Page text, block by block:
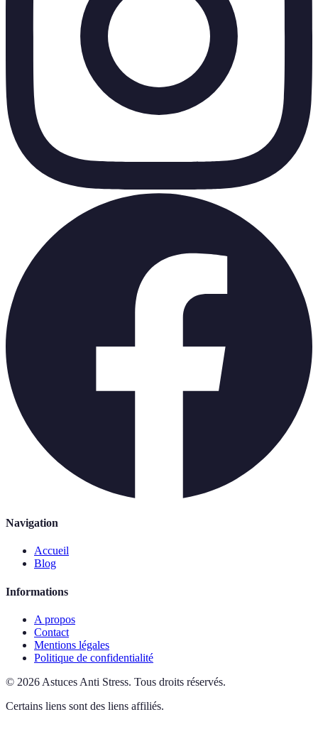
Navigation
Accueil
Blog
Informations
A propos
Contact
Mentions légales
Politique de confidentialité
© 2026 Astuces Anti Stress. Tous droits réservés.
Certains liens sont des liens affiliés.